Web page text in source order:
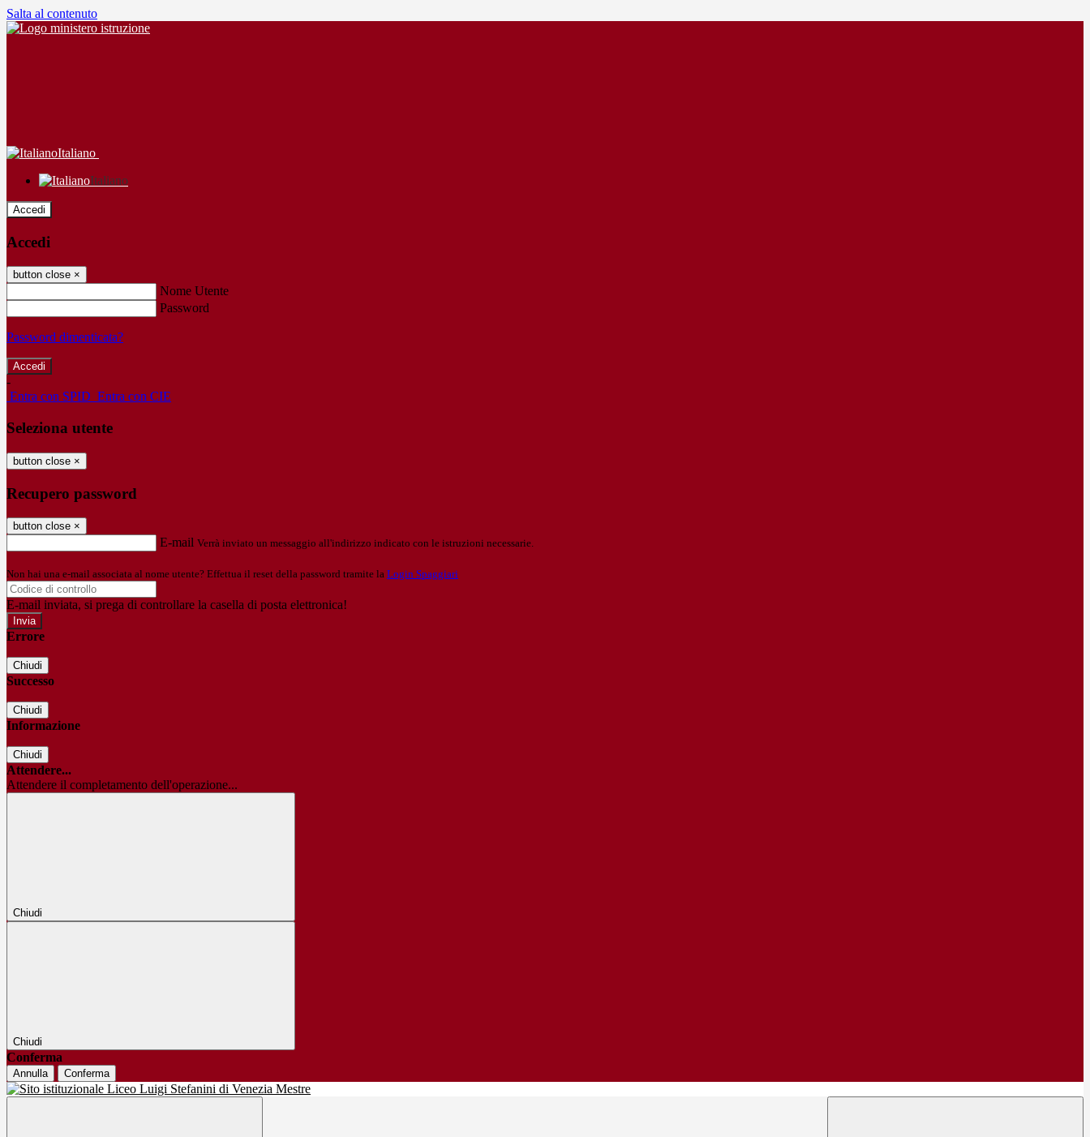
Salta al contenuto
Italiano
Italiano
Accedi
Accedi
button close ×
Nome Utente
Password
Password dimenticata?
-
Entra con SPID Entra con CIE
Seleziona utente
button close ×
Recupero password
button close ×
E-mail Verrà inviato un messaggio all'indirizzo indicato con le istruzioni necessarie.
Non hai una e-mail associata al nome utente? Effettua il reset della password tramite la Login Spaggiari
E-mail inviata, si prega di controllare la casella di posta elettronica!
Errore
Chiudi
Successo
Chiudi
Informazione
Chiudi
Attendere...
Attendere il completamento dell'operazione...
Chiudi
Chiudi
Conferma
Annulla Conferma